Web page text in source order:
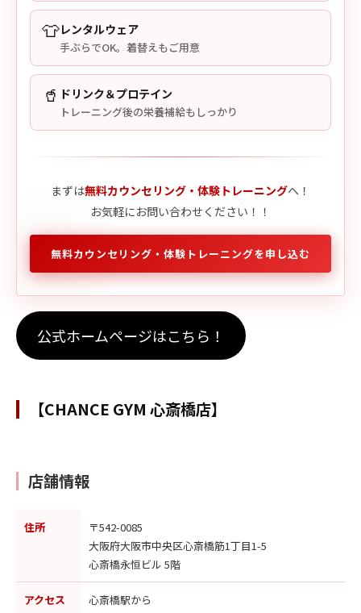
👕レンタルウェア
手ぶらでOK。着替えもご用意
🥤 ドリンク＆プロテイン
トレーニング後の栄養補給もしっかり
まずは無料カウンセリング・体験トレーニングへ！
お気軽にお問い合わせください！！
無料カウンセリング・体験トレーニングを申し込む
公式ホームページはこちら！
【CHANCE GYM 心斎橋店】
店舗情報
住所
〒542-0085
大阪府大阪市中央区心斎橋筋1丁目1-5
心斎橋永恒ビル 5階
アクセス
心斎橋駅から